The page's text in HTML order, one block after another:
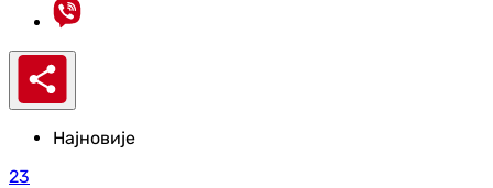
Најновије
23